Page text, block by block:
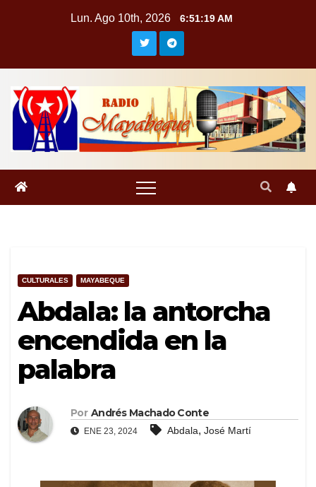
Lun. Ago 10th, 2026 6:51:20 AM
CULTURALES MAYABEQUE
Abdala: la antorcha
encendida en la
palabra
Por Andrés Machado Conte
ENE 23, 2024 Abdala, José Martí